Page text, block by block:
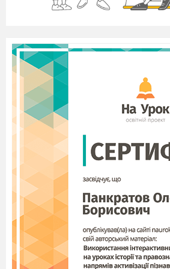
специфічні заходи та прийоми,
Для реалізації маркетингових цілей
відповідного результату без ефективної
споживачами, оточенням фірми. Саме
“китів” маркетингу є комунікаційна політика.
Комунікаційна політика
-це
забезпечення інформованості споживачів
контактних аудиторій про фірму або її
товарів (promotion
). До комунікаційної
засоби стимулювання збуту,
засобами масової інформації,
виставках, фірмовий стиль, упаковка та ін.
Цілями комунікаційної політики
Збільшення обсягів продажу;
Зменшення товарних запасів;
Виведення на ринки нового товару;
Створення певного іміджу фірми
та ін.
Функції маркетингових комунікацій:
• інформативна: інформування цільової
випускає фірма, його переваги стосовно
властивості та якості; про діяльність фірми